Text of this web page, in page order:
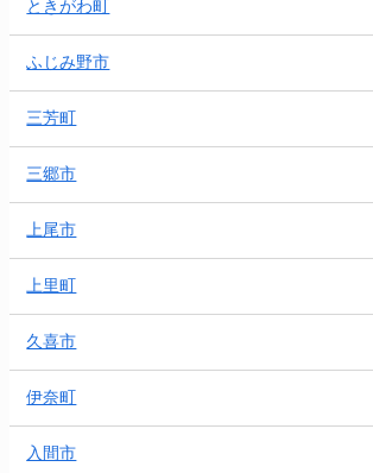
ときがわ町
ふじみ野市
三芳町
三郷市
上尾市
上里町
久喜市
伊奈町
入間市